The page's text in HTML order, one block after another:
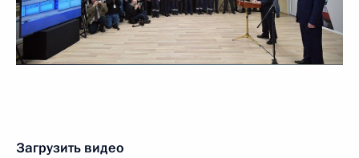
Загрузить видео